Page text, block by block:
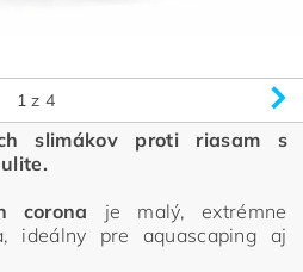
1 z 4
slimákov proti riasam s
corona je malý, extrémne
ideálny pre aquascaping aj